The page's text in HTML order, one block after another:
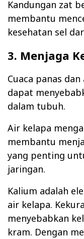
Kandungan zat
membantu
kesehatan sel
3. Menjaga
Cuaca panas
dapat
dalam tubuh.
Air kelapa
membantu
yang penting
jaringan.
Kalium adalah
air kelapa.
menyebabkan
kram. Dengan